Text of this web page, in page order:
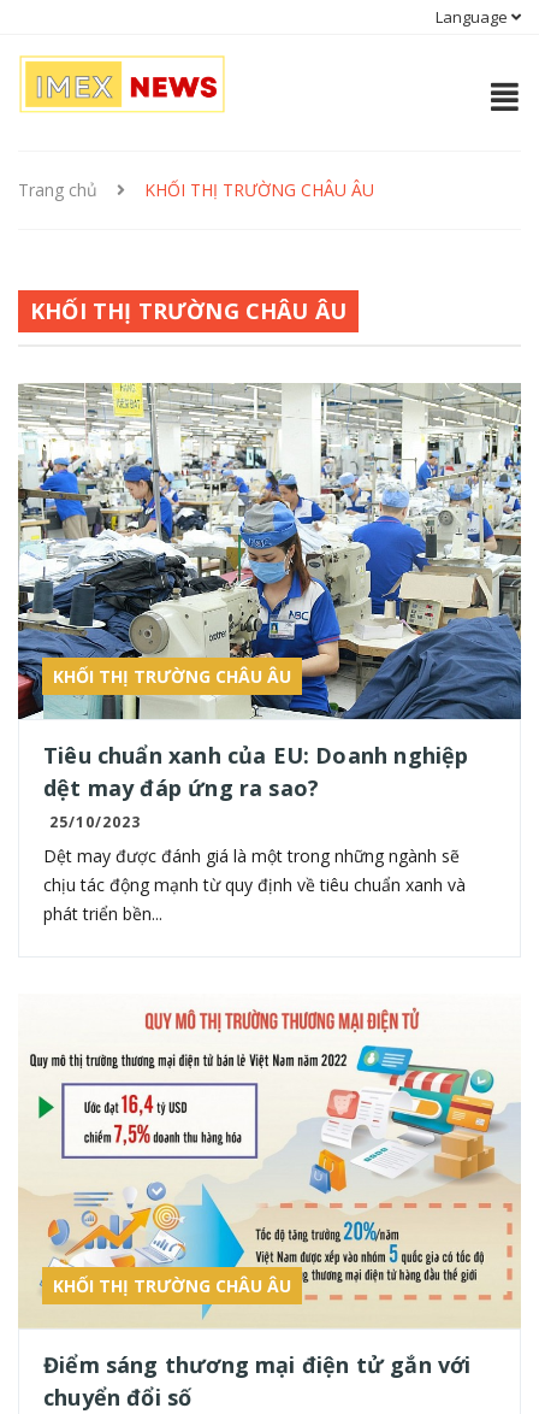
Language
Trang chủ KHỐI THỊ TRƯỜNG CHÂU ÂU
KHỐI THỊ TRƯỜNG CHÂU ÂU
KHỐI THỊ TRƯỜNG CHÂU ÂU
Tiêu chuẩn xanh của EU: Doanh nghiệp
dệt may đáp ứng ra sao?
25/10/2023
Dệt may được đánh giá là một trong những ngành sẽ
chịu tác động mạnh từ quy định về tiêu chuẩn xanh và
phát triển bền...
KHỐI THỊ TRƯỜNG CHÂU ÂU
Điểm sáng thương mại điện tử gắn với
chuyển đổi số